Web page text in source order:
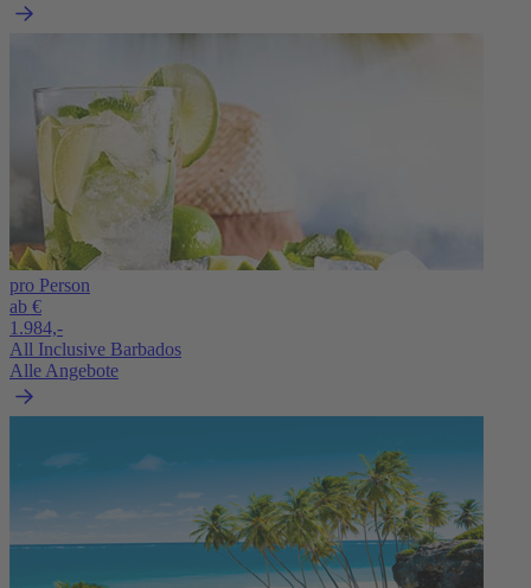
pro Person
ab €
1.984,-
All Inclusive Barbados
Alle Angebote